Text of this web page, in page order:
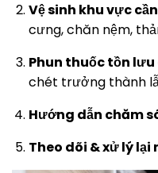
Vệ sinh khu vực
cưng, chăn nệm,
Phun thuốc tồn
chét trưởng thành
Hướng dẫn chăm
Theo dõi & xử lý lại